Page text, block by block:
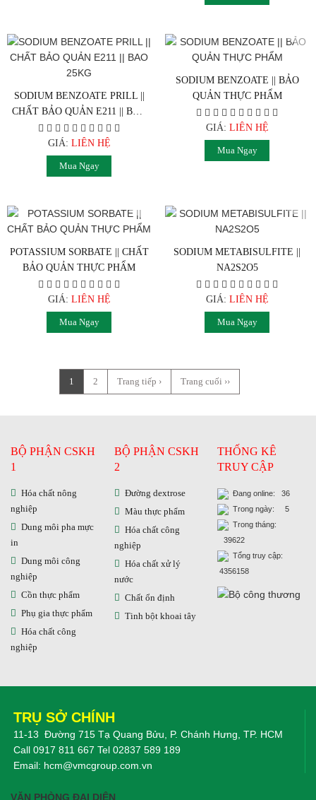
SODIUM BENZOATE PRILL ||
CHẤT BẢO QUẢN E211 || BAO
25KG
GIÁ: LIÊN HỆ
Mua Ngay
SODIUM BENZOATE || BẢO
QUẢN THỰC PHẨM
GIÁ: LIÊN HỆ
Mua Ngay
POTASSIUM SORBATE || CHẤT
BẢO QUẢN THỰC PHẨM
GIÁ: LIÊN HỆ
Mua Ngay
SODIUM METABISULFITE ||
NA2S2O5
GIÁ: LIÊN HỆ
Mua Ngay
1 2 Trang tiếp › Trang cuối ››
BỘ PHẬN CSKH
1
Hóa chất nông
nghiệp
Dung môi pha mực
in
Dung môi công
nghiệp
Cồn thực phẩm
Phụ gia thực phẩm
Hóa chất công
nghiệp
BỘ PHẬN CSKH
2
Đường dextrose
Màu thực phẩm
Hóa chất công
nghiệp
Hóa chất xử lý
nước
Chất ổn định
Tinh bột khoai tây
THỐNG KÊ
TRUY CẬP
Đang online: 36
Trong ngày: 5
Trong tháng:
39622
Tổng truy cập:
4356158
TRỤ SỞ CHÍNH
11-13 Đường 715 Tạ Quang Bửu, P. Chánh Hưng, TP. HCM
Call 0917 811 667 Tel 02837 589 189
Email: hcm@vmcgroup.com.vn
VĂN PHÒNG ĐẠI DIỆN